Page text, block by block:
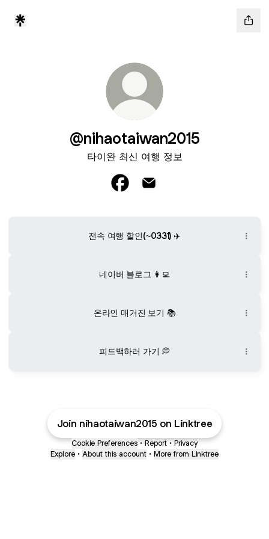
@nihaotaiwan2015
타이완 최신 여행 정보
전속 여행 할인(~0331) ✈️
네이버 블로그 👩‍💻
온라인 매거진 보기 📚
피드백하러 가기 💭
Join nihaotaiwan2015 on Linktree
Cookie Preferences • Report • Privacy
Explore • About this account • More from Linktree